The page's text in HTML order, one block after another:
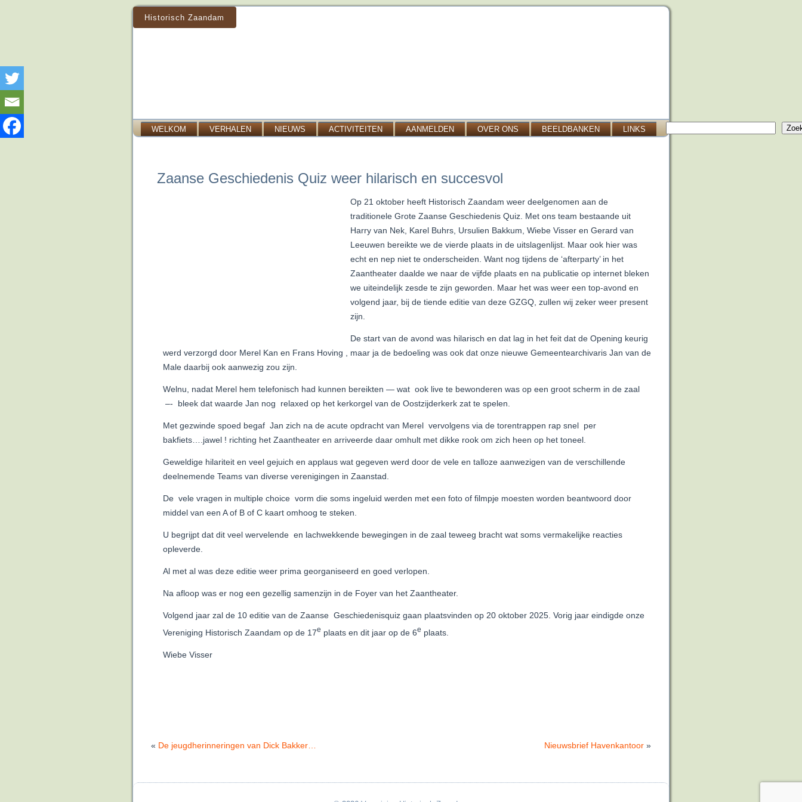
Historisch Zaandam
WELKOM VERHALEN NIEUWS ACTIVITEITEN AANMELDEN OVER ONS BEELDBANKEN LINKS
Zaanse Geschiedenis Quiz weer hilarisch en succesvol
Op 21 oktober heeft Historisch Zaandam weer deelgenomen aan de
traditionele Grote Zaanse Geschiedenis Quiz. Met ons team bestaande uit
Harry van Nek, Karel Buhrs, Ursulien Bakkum, Wiebe Visser en Gerard van
Leeuwen bereikte we de vierde plaats in de uitslagenlijst. Maar ook hier was
echt en nep niet te onderscheiden. Want nog tijdens de ‘afterparty’ in het
Zaantheater daalde we naar de vijfde plaats en na publicatie op internet bleken
we uiteindelijk zesde te zijn geworden. Maar het was weer een top-avond en
volgend jaar, bij de tiende editie van deze GZGQ, zullen wij zeker weer present
zijn.
De start van de avond was hilarisch en dat lag in het feit dat de Opening keurig
werd verzorgd door Merel Kan en Frans Hoving , maar ja de bedoeling was ook dat onze nieuwe Gemeentearchivaris Jan van de
Male daarbij ook aanwezig zou zijn.
Welnu, nadat Merel hem telefonisch had kunnen bereikten — wat ook live te bewonderen was op een groot scherm in de zaal
–- bleek dat waarde Jan nog relaxed op het kerkorgel van de Oostzijderkerk zat te spelen.
Met gezwinde spoed begaf Jan zich na de acute opdracht van Merel vervolgens via de torentrappen rap snel per
bakfiets….jawel ! richting het Zaantheater en arriveerde daar omhult met dikke rook om zich heen op het toneel.
Geweldige hilariteit en veel gejuich en applaus wat gegeven werd door de vele en talloze aanwezigen van de verschillende
deelnemende Teams van diverse verenigingen in Zaanstad.
De vele vragen in multiple choice vorm die soms ingeluid werden met een foto of filmpje moesten worden beantwoord door
middel van een A of B of C kaart omhoog te steken.
U begrijpt dat dit veel wervelende en lachwekkende bewegingen in de zaal teweeg bracht wat soms vermakelijke reacties
opleverde.
Al met al was deze editie weer prima georganiseerd en goed verlopen.
Na afloop was er nog een gezellig samenzijn in de Foyer van het Zaantheater.
Volgend jaar zal de 10 editie van de Zaanse Geschiedenisquiz gaan plaatsvinden op 20 oktober 2025. Vorig jaar eindigde onze
Vereniging Historisch Zaandam op de 17e plaats en dit jaar op de 6e plaats.
Wiebe Visser
« De jeugdherinneringen van Dick Bakker… Nieuwsbrief Havenkantoor »